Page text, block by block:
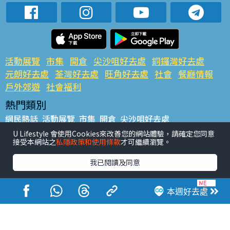
本週好去處
活動展覽 市集 開倉 尖沙咀好去處 銅鑼灣好去處
元朗好去處 荃灣好去處 旺角好去處 社會 餐廳情報
戶外郊遊 社會福利
熱門類別
網民熱話 活動展覽 市集 開倉 尖沙咀好去處
銅鑼灣好去處 元朗好去處 荃灣好去處 旺角好去處 社會
餐廳情報 戶外郊遊
熱門標籤
#UGO搵好去處 #人氣活動推介 #美食社群熱話
#親子玩樂好去處
#ULifestyle應用程式
#限時搶
#UJetso禮物放送
#ULifestyle商戶中心 #著數 #網絡熱話
U Lifestyle 會使用Cookies來改善您的網站體驗，請確定您同意
接受本網站之私隱政策和使用條款才可繼續瀏覽。
我已閱讀及同意